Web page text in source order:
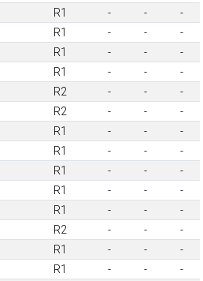
R1 - -
-
R1 - -
-
R1 - -
-
R1 - -
-
R2 - -
-
R2 - -
-
R1 - -
-
R1 - -
-
R1 - -
-
R1 - -
-
R1 - -
-
R2 - -
-
R1 - -
-
R1 - -
-